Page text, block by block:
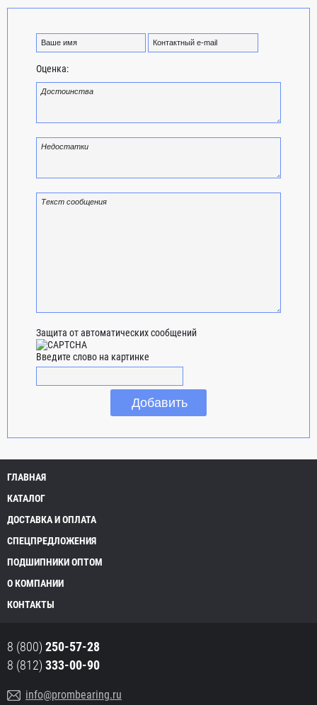
Оценка:
Защита от автоматических сообщений
Введите слово на картинке
ГЛАВНАЯ
КАТАЛОГ
ДОСТАВКА И ОПЛАТА
СПЕЦПРЕДЛОЖЕНИЯ
ПОДШИПНИКИ ОПТОМ
О КОМПАНИИ
КОНТАКТЫ
8 (800) 250-57-28
8 (812) 333-00-90
info@prombearing.ru